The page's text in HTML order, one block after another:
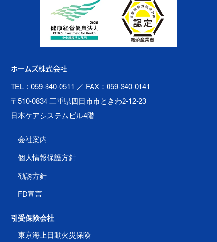
ホームズ株式会社
TEL：059-340-0511 ／ FAX：059-340-0141
〒510-0834 三重県四日市市ときわ2-12-23
日本ケアシステムビル4階
会社案内
個人情報保護方針
勧誘方針
FD宣言
引受保険会社
東京海上日動火災保険